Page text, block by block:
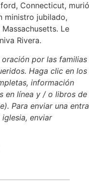
Connecticut,
ministro jubilado,
Le
Rivera.
por las familias
Haga clic en los
información
en línea y / o libros de
Para enviar una
enviar